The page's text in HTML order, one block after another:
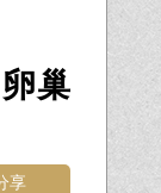
巢
享